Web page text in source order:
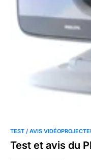
TEST / AVIS
Test et avis du